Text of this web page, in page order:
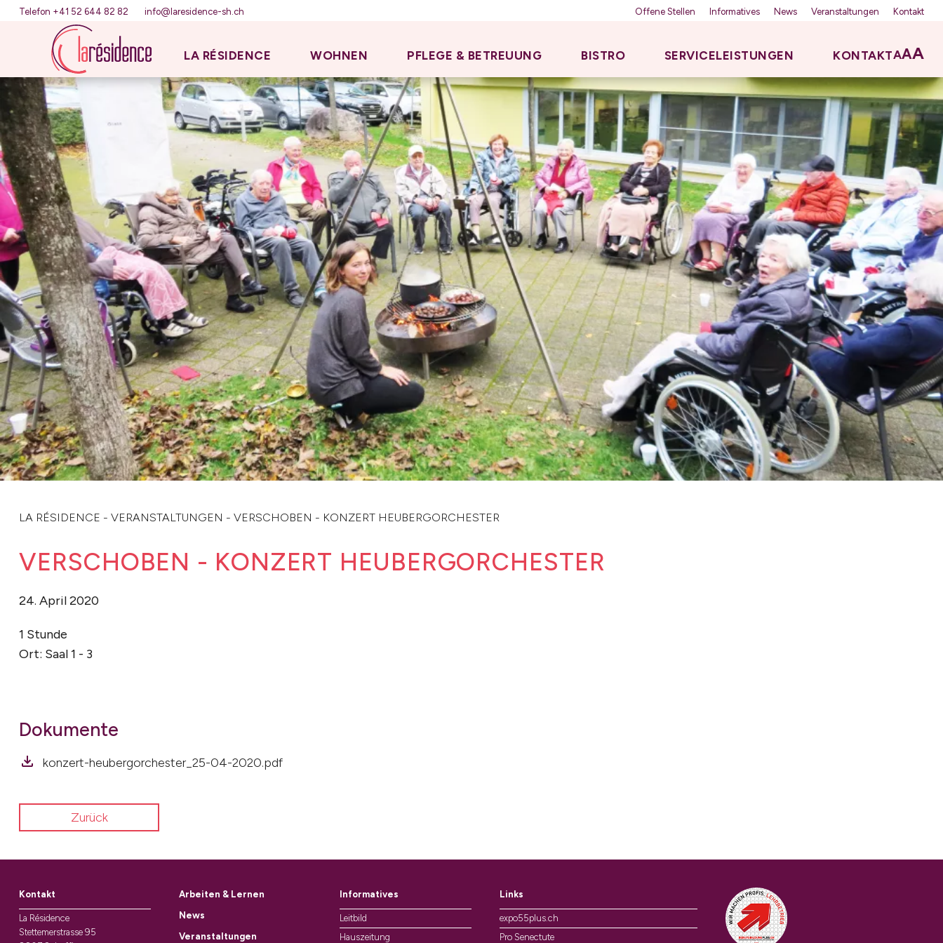
Telefon +41 52 644 82 82 info@laresidence-sh.ch Offene Stellen Informatives News Veranstaltungen Kontakt
LA RÉSIDENCE WOHNEN PFLEGE & BETREUUNG BISTRO SERVICELEISTUNGEN KONTAKTAAA
LA RÉSIDENCE - VERANSTALTUNGEN - VERSCHOBEN - KONZERT HEUBERGORCHESTER
VERSCHOBEN - KONZERT HEUBERGORCHESTER
24. April 2020
1 Stunde
Ort: Saal 1 - 3
Dokumente
konzert-heubergorchester_25-04-2020.pdf
Zurück
Kontakt
La Résidence
Stettemerstrasse 95
Arbeiten & Lernen
News
Veranstaltungen
Informatives
Leitbild
Hauszeitung
Links
expo55plus.ch
Pro Senectute
Auszeichnungen